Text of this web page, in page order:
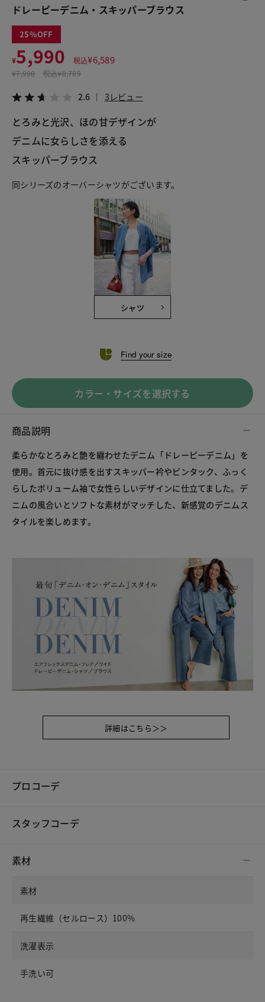
ドレーピーデニム・スキッパーブラウス
25
¥5,990 税込¥6,589
¥7,990 税込¥8,789
2.6 3レビュー
とろみと光沢、ほの甘デザインが
デニムに女らしさを添える
スキッパーブラウス
同シリーズのオーバーシャツがございます。
シャツ
Find your size
カラー・サイズを選択する
商品説明
柔らかなとろみと艶を纏わせたデニム「ドレーピーデニム」を
使用。首元に抜け感を出すスキッパー衿やピンタック、ふっく
らしたボリューム袖で女性らしいデザインに仕立てました。デ
ニムの風合いとソフトな素材がマッチした、新感覚のデニムス
タイルを楽しめます。
詳細はこちら＞＞
プロコーデ
スタッフコーデ
素材
素材
再生繊維（セルロース）100%
洗濯表示
手洗い可
ドレーピーデニム・スキッパーブラウス